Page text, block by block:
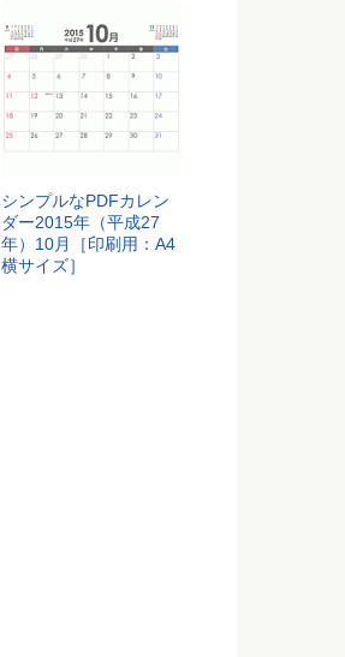
シンプルなPDFカレン
ダー2015年（平成27
年）10月［印刷用：A4
横サイズ］